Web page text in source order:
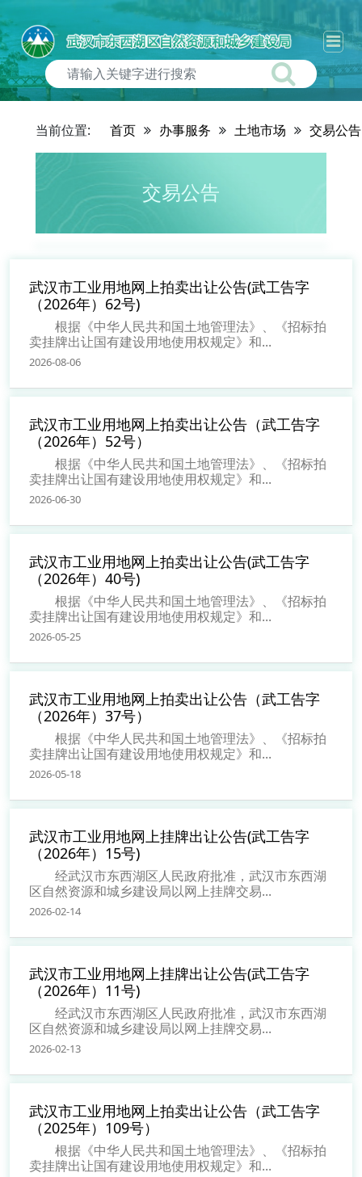
当前位置: 首页 办事服务 土地市场 交易公告
交易公告
武汉市工业用地网上拍卖出让公告(武工告字
（2026年）62号)
根据《中华人民共和国土地管理法》、《招标拍
卖挂牌出让国有建设用地使用权规定》和...
2026-08-06
武汉市工业用地网上拍卖出让公告（武工告字
（2026年）52号）
根据《中华人民共和国土地管理法》、《招标拍
卖挂牌出让国有建设用地使用权规定》和...
2026-06-30
武汉市工业用地网上拍卖出让公告(武工告字
（2026年）40号)
根据《中华人民共和国土地管理法》、《招标拍
卖挂牌出让国有建设用地使用权规定》和...
2026-05-25
武汉市工业用地网上拍卖出让公告（武工告字
（2026年）37号）
根据《中华人民共和国土地管理法》、《招标拍
卖挂牌出让国有建设用地使用权规定》和...
2026-05-18
武汉市工业用地网上挂牌出让公告(武工告字
（2026年）15号)
经武汉市东西湖区人民政府批准，武汉市东西湖
区自然资源和城乡建设局以网上挂牌交易...
2026-02-14
武汉市工业用地网上挂牌出让公告(武工告字
（2026年）11号)
经武汉市东西湖区人民政府批准，武汉市东西湖
区自然资源和城乡建设局以网上挂牌交易...
2026-02-13
武汉市工业用地网上拍卖出让公告（武工告字
（2025年）109号）
根据《中华人民共和国土地管理法》、《招标拍
卖挂牌出让国有建设用地使用权规定》和...